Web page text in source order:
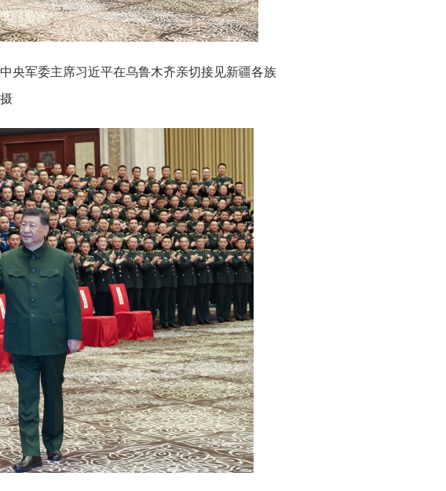
央军委主席习近平在乌鲁木齐亲切接见新疆各族